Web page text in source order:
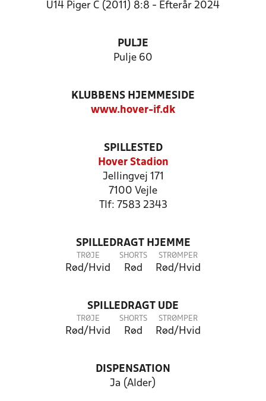
U14 Piger C (2011) 8:8 - Efterår 2024
PULJE
Pulje 60
KLUBBENS HJEMMESIDE
www.hover-if.dk
SPILLESTED
Hover Stadion
Jellingvej 171
7100 Vejle
Tlf: 7583 2343
SPILLEDRAGT HJEMME
TRØJE
Rød/Hvid
SHORTS
Rød
STRØMPER
Rød/Hvid
SPILLEDRAGT UDE
TRØJE
Rød/Hvid
SHORTS
Rød
STRØMPER
Rød/Hvid
DISPENSATION
Ja (Alder)